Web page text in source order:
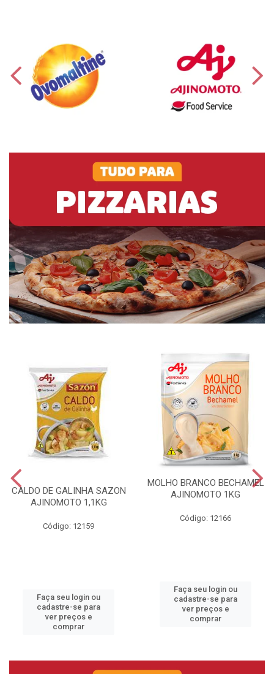
CALDO DE GALINHA SAZON
AJINOMOTO 1,1KG
Código: 12159
Faça seu login ou
cadastre-se para
ver preços e
comprar
MOLHO BRANCO BECHAMEL
AJINOMOTO 1KG
Código: 12166
Faça seu login ou
cadastre-se para
ver preços e
comprar